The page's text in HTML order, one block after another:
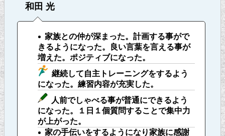
和田 光
家族との仲が深まった。計画する事がで
きるようになった。良い言葉を言える事が
増えた。ポジティブになった。
継続して自主トレーニングをするよう
になった。練習内容が充実した。
人前でしゃべる事が普通にできるよう
になった。１日１個質問することで集中力
が上がった。
家の手伝いをするようになり家族に感謝